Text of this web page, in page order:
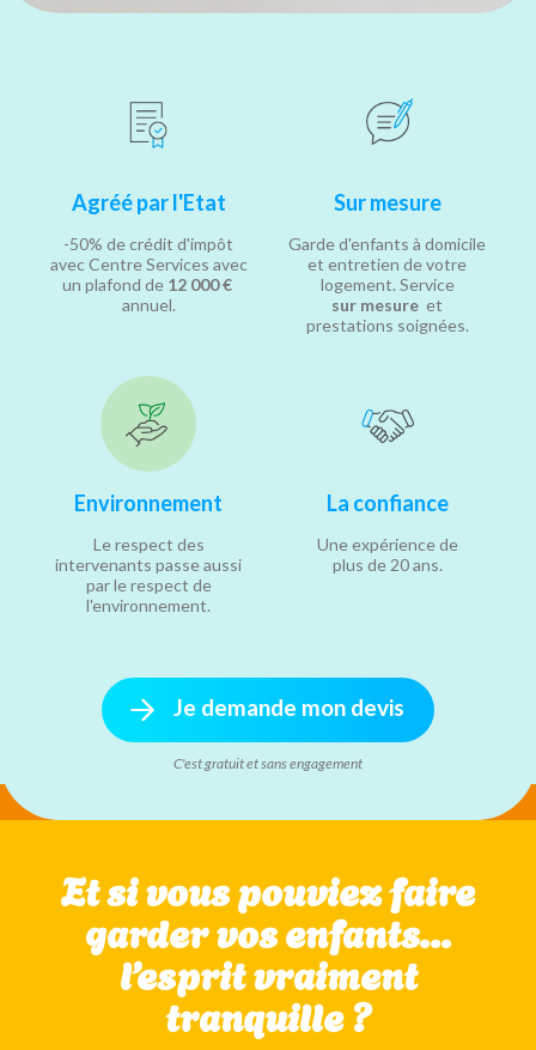
Agréé par l'Etat
-50% de crédit d'impôt
avec Centre Services avec
un plafond de 12 000 €
annuel.
Sur mesure
Garde d'enfants à domicile
et entretien de votre
logement. Service
sur mesure et
prestations soignées.
Environnement
Le respect des
intervenants passe aussi
par le respect de
l'environnement.
La confiance
Une expérience de
plus de 20 ans.
Je demande mon devis
C'est gratuit et sans engagement
Et si vous pouviez faire
garder vos enfants…
l’esprit vraiment
tranquille ?